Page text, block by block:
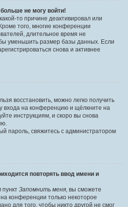
не могу войти!
то причине деактивировал или
того, многие конференции
длительное время не
уменьшить размер базы данных. Если
снова и активнее
восстановить, можно легко получить
входа на конференцию и щёлкните на
инструкциям, и скоро вы снова
пароль, свяжитесь с администратором
повторять ввод имени и
Запомнить меня, вы сможете
конференции только некоторое
для того, чтобы никто другой не смог